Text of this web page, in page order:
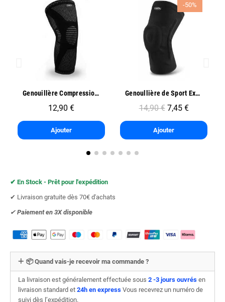
Aperçu rapide Genouillère Compression Sport - Oben
12,90 €
Ajouter
Aperçu rapide
-50%
Genoullière de Sport Exo One - Oben
14,90 € 7,45 €
Ajouter
✔︎ En Stock - Prêt pour l'expédition
✔︎ Livraison gratuite dès 70€ d'achats
✔︎ Paiement en 3X disponible
📦 Quand vais-je recevoir ma commande ?
La livraison est généralement effectuée sous 2 -3 jours ouvrés en
livraison standard et 24h en express Vous recevrez un numéro de
suivi dès l’expédition.